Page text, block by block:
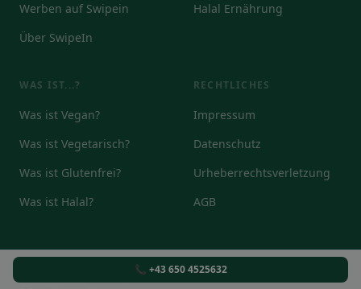
📞 +43 650 4525632
Werben auf Swipein
Über SwipeIn
Halal Ernährung
WAS IST...?
Was ist Vegan?
Was ist Vegetarisch?
Was ist Glutenfrei?
Was ist Halal?
RECHTLICHES
Impressum
Datenschutz
Urheberrechtsverletzung
AGB